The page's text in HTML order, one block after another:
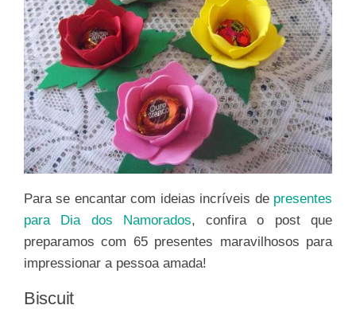
Para se encantar com ideias incríveis de presentes
para Dia dos Namorados, confira o post que
preparamos com 65 presentes maravilhosos para
impressionar a pessoa amada!
Biscuit